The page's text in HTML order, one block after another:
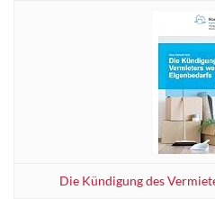
Die Kündigung des